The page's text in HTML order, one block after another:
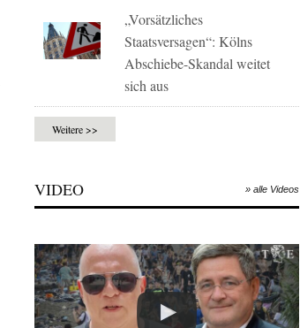
„Vorsätzliches
Staatsversagen“: Kölns
Abschiebe-Skandal weitet
sich aus
Weitere >>
VIDEO » alle Videos